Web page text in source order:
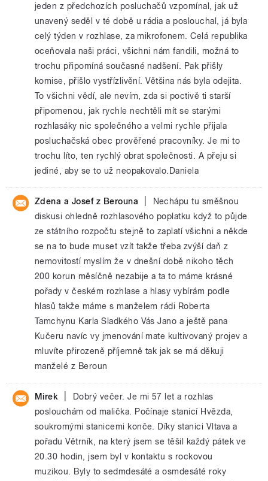
jeden z předchozích posluchačů vzpomínal, jak už
unavený seděl v té době u rádia a poslouchal, já byla
celý týden v rozhlase, za mikrofonem. Celá republika
oceňovala naši práci, všichni nám fandili, možná to
trochu připomíná současné nadšení. Pak přišly
komise, přišlo vystřízlivění. Většina nás byla odejita.
To všichni vědí, ale nevím, zda si poctivě ti starší
připomenou, jak rychle nechtěli mít se starými
rozhlasáky nic společného a velmi rychle přijala
posluchačská obec prověřené pracovníky. Je mi to
trochu líto, ten rychlý obrat společnosti. A přeju si
jediné, aby se to už neopakovalo.Daniela
Zdena a Josef z Berouna
Nechápu tu směšnou
diskusi ohledně rozhlasového poplatku když to půjde
ze státního rozpočtu stejně to zaplatí všichni a někde
se na to bude muset vzít takže třeba zvýší daň z
nemovitostí myslím že v dnešní době nikoho těch
200 korun měsíčně nezabije a ta to máme krásné
pořady v českém rozhlase a hlasy vybírám podle
hlasů takže máme s manželem rádi Roberta
Tamchynu Karla Sladkého Vás Jano a ještě pana
Kučeru navíc vy jmenování mate kultivovaný projev a
mluvíte přirozeně příjemně tak jak se má děkuji
manželé z Beroun
Mirek
Dobrý večer. Je mi 57 let a rozhlas
poslouchám od malička. Počínaje stanicí Hvězda,
soukromými stanicemi konče. Díky stanici Vltava a
pořadu Větrník, na který jsem se těšil každý pátek ve
20.30 hodin, jsem byl v kontaktu s rockovou
muzikou. Byly to sedmdesáté a osmdesáté roky